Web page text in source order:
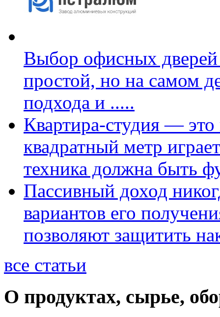
Выбор офисных дверей
простой, но на самом
подхода и .....
Квартира-студия —
квадратный метр
техника должна быть
Пассивный доход
вариантов его
позволяют защитить
все статьи
О продуктах, сырье,